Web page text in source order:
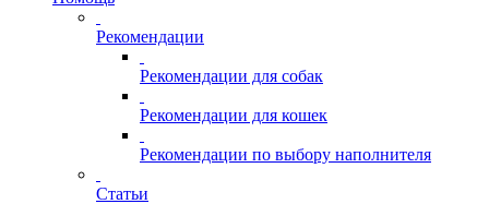
Рекомендации
Рекомендации для собак
Рекомендации для кошек
Рекомендации по выбору наполнителя
Статьи